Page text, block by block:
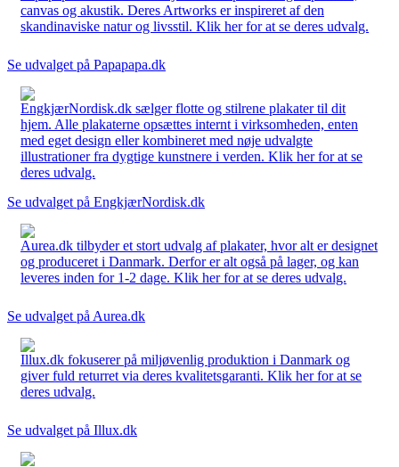
canvas og akustik. Deres Artworks er inspireret af den
skandinaviske natur og livsstil. Klik her for at se deres udvalg.
Se udvalget på Papapapa.dk
EngkjærNordisk.dk sælger flotte og stilrene plakater til dit
hjem. Alle plakaterne opsættes internt i virksomheden, enten
med eget design eller kombineret med nøje udvalgte
illustrationer fra dygtige kunstnere i verden. Klik her for at se
deres udvalg.
Se udvalget på EngkjærNordisk.dk
Aurea.dk tilbyder et stort udvalg af plakater, hvor alt er designet
og produceret i Danmark. Derfor er alt også på lager, og kan
leveres inden for 1-2 dage. Klik her for at se deres udvalg.
Se udvalget på Aurea.dk
Illux.dk fokuserer på miljøvenlig produktion i Danmark og
giver fuld returret via deres kvalitetsgaranti. Klik her for at se
deres udvalg.
Se udvalget på Illux.dk